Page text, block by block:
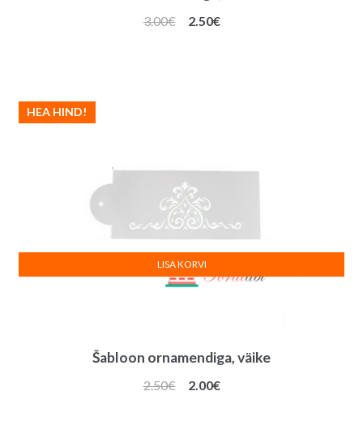
3.00€
Algne
2.50€Praegune
Šabloon ornamendiga, väike
HEA HIND!
2.50€
Algne
2.00€Praegune
LISA KORVI